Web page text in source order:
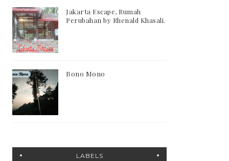
Jakarta Escape, Rumah
Perubahan by Rhenald Khasali.
Bono Mono
LABELS